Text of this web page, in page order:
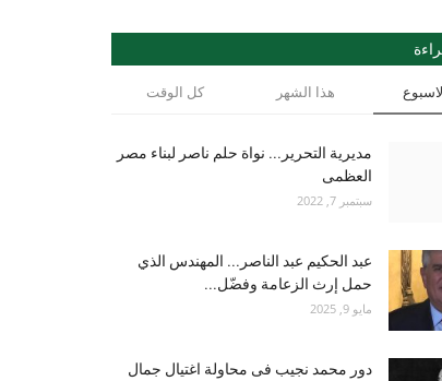
هذا الشهر كل الوقت
مديرية التحرير... نواة حلم ناصر لبناء مصر
العظمى
سبتمبر 7, 2022
عبد الحكيم عبد الناصر... المهندس الذي
حمل إرث الزعامة وفضّل...
مايو 9, 2025
دور محمد نجيب فى محاولة اغتيال جمال